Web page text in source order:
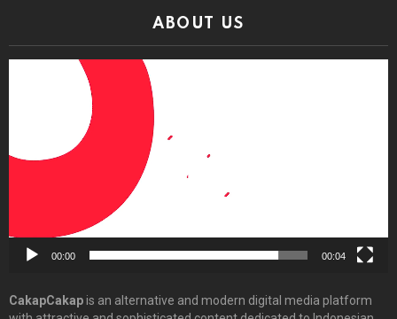
ABOUT US
00:00 00:04
CakapCakapis an alternative and modern digital media platform